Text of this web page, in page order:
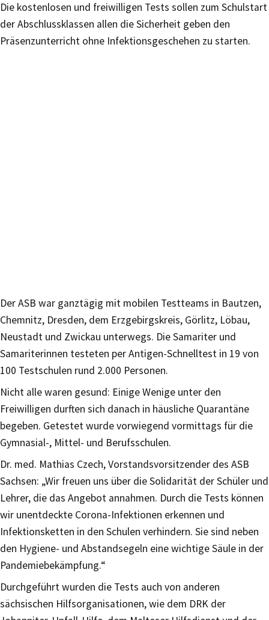
Die kostenlosen und freiwilligen Tests sollen zum Schulstart
der Abschlussklassen allen die Sicherheit geben den
Präsenzunterricht ohne Infektionsgeschehen zu starten.
Der ASB war ganztägig mit mobilen Testteams in Bautzen,
Chemnitz, Dresden, dem Erzgebirgskreis, Görlitz, Löbau,
Neustadt und Zwickau unterwegs. Die Samariter und
Samariterinnen testeten per Antigen-Schnelltest in 19 von
100 Testschulen rund 2.000 Personen.
Nicht alle waren gesund: Einige Wenige unter den
Freiwilligen durften sich danach in häusliche Quarantäne
begeben. Getestet wurde vorwiegend vormittags für die
Gymnasial-, Mittel- und Berufsschulen.
Dr. med. Mathias Czech, Vorstandsvorsitzender des ASB
Sachsen: „Wir freuen uns über die Solidarität der Schüler und
Lehrer, die das Angebot annahmen. Durch die Tests können
wir unentdeckte Corona-Infektionen erkennen und
Infektionsketten in den Schulen verhindern. Sie sind neben
den Hygiene- und Abstandsegeln eine wichtige Säule in der
Pandemiebekämpfung.“
Durchgeführt wurden die Tests auch von anderen
sächsischen Hilfsorganisationen, wie dem DRK der